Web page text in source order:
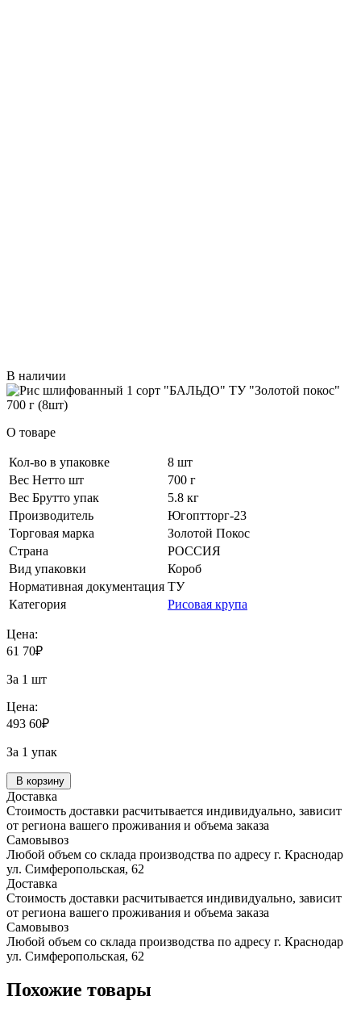
В наличии
О товаре
Кол-во в упаковке
8 шт
Вес Нетто шт
700 г
Вес Брутто упак
5.8 кг
Производитель
Югоптторг-23
Торговая марка
Золотой Покос
Страна
РОССИЯ
Вид упаковки
Короб
Нормативная документация ТУ
Категория
Рисовая крупа
Цена:
61 70₽
За 1 шт
Цена:
493 60₽
За 1 упак
В корзину
Доставка
Стоимость доставки расчитывается индивидуально, зависит
от региона вашего проживания и объема заказа
Самовывоз
Любой объем со склада производства по адресу г. Краснодар
ул. Симферопольская, 62
Доставка
Стоимость доставки расчитывается индивидуально, зависит
от региона вашего проживания и объема заказа
Самовывоз
Любой объем со склада производства по адресу г. Краснодар
ул. Симферопольская, 62
Похожие товары